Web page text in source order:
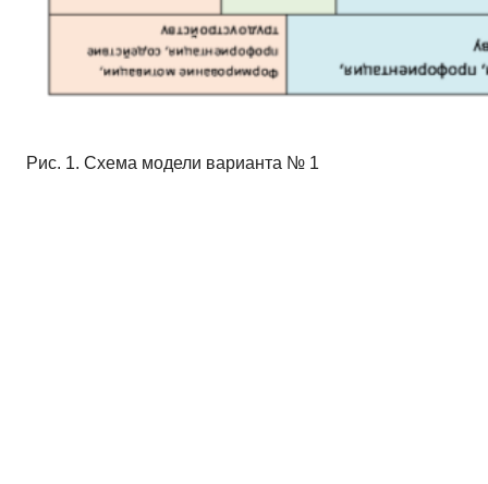
Рис. 1. Схема модели варианта № 1